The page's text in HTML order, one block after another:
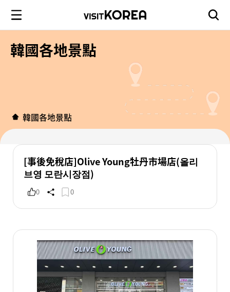
韓國各地景點
韓國各地景點
[事後免稅店]Olive Young牡丹市場店(올리
브영 모란시장점)
0 0